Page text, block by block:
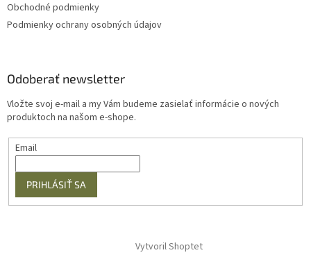
Obchodné podmienky
Podmienky ochrany osobných údajov
Odoberať newsletter
Vložte svoj e-mail a my Vám budeme zasielať informácie o nových
produktoch na našom e-shope.
Email
PRIHLÁSIŤ SA
Vytvoril Shoptet